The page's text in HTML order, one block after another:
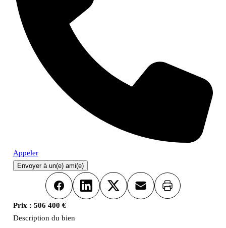
Appeler
Envoyer à un(e) ami(e)
FacebookLinkedInX Email Imprimer
Prix : 506 400 €
Description du bien